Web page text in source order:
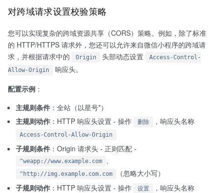
对跨域请求设置校验策略
您可以实现复杂的跨域资源共享（CORS）策略。例如，除了标准
的 HTTP/HTTPS 请求外，您还可以允许来自微信小程序的跨域请
求，并根据请求中的
Origin 头部动态设置
Access-Control-
Allow-Origin
响应头。
配置示例 ：
主规则条件 ：全站（以星号*）
主规则动作 ：HTTP 响应头设置 - 操作 删除 ，响应头名称
Access-Control-Allow-Origin
子规则条件 ：Origin 请求头 - 正则匹配 -
^weapp://www.example.com
^http://img.example.com.com
（忽略大小写）
子规则动作 ：HTTP 响应头设置 - 操作 设置 ，响应头名称